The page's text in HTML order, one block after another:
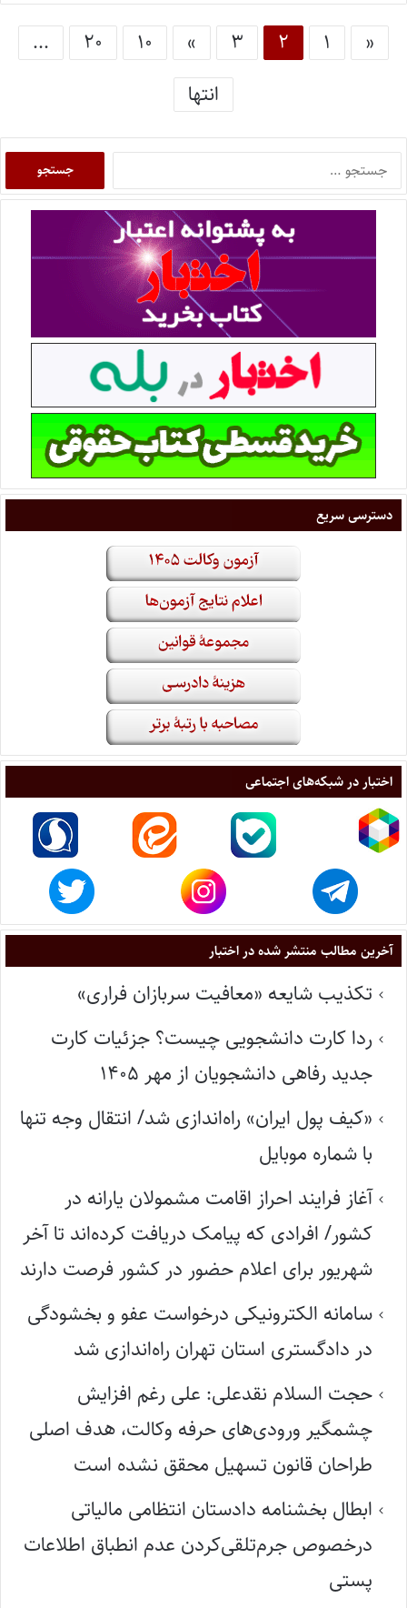
« ۱ ۲ ۳ » ۱۰ ۲۰
...
انتها
دسترسی سریع
اختبار در شبکه‌های اجتماعی
آخرین مطالب منتشر شده در اختبار
تکذیب شایعه «معافیت سربازان فراری»
ردا کارت دانشجویی چیست؟ جزئیات کارت
جدید رفاهی دانشجویان از مهر ۱۴۰۵
«کیف پول ایران» راه‌اندازی شد/ انتقال وجه تنها
با شماره موبایل
آغاز فرایند احراز اقامت مشمولان یارانه در
کشور/ افرادی که پیامک دریافت کرده‌اند تا آخر
شهریور برای اعلام حضور در کشور فرصت دارند
سامانه الکترونیکی درخواست عفو و بخشودگی
در دادگستری استان تهران راه‌اندازی شد
حجت السلام نقدعلی: علی رغم افزایش
چشمگیر ورودی‌های حرفه وکالت، هدف اصلی
طراحان قانون تسهیل محقق نشده است
ابطال بخشنامه دادستان انتظامی مالیاتی
درخصوص جرم‌تلقی‌کردن عدم انطباق اطلاعات
پستی